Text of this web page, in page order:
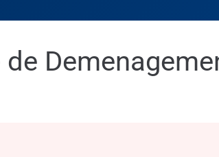
de